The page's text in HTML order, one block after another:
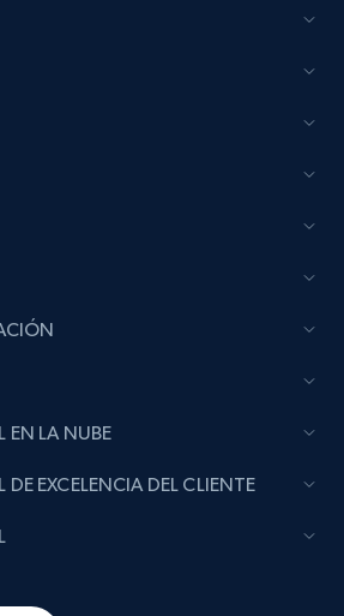
EN LA NUBE
EXCELENCIA DEL CLIENTE